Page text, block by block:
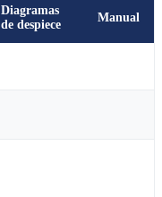
Diagramas
de despiece
Manual